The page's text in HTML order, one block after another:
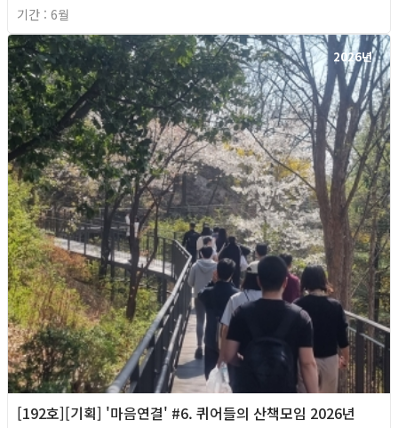
기간 : 6월
2026년
[192호][기획] '마음연결' #6. 퀴어들의 산책모임 2026년